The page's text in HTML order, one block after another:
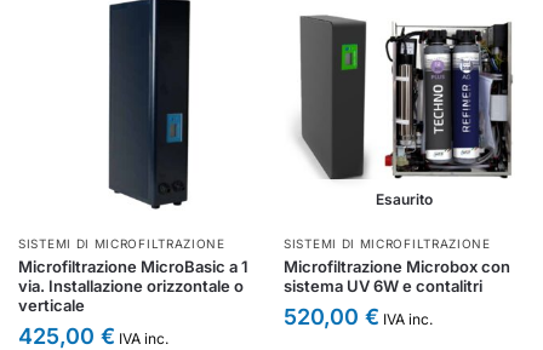
SISTEMI DI MICROFILTRAZIONE
Microfiltrazione MicroBasic a 1
via. Installazione orizzontale o
verticale
425,00 € IVA inc.
Esaurito
SISTEMI DI MICROFILTRAZIONE
Microfiltrazione Microbox con
sistema UV 6W e contalitri
520,00 € IVA inc.